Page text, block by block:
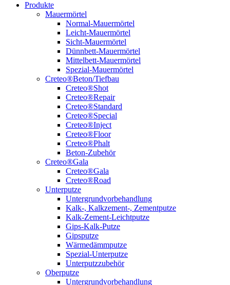
Produkte
Mauermörtel
Normal-Mauermörtel
Leicht-Mauermörtel
Sicht-Mauermörtel
Dünnbett-Mauermörtel
Mittelbett-Mauermörtel
Spezial-Mauermörtel
Creteo®Beton/Tiefbau
Creteo®Shot
Creteo®Repair
Creteo®Standard
Creteo®Special
Creteo®Inject
Creteo®Floor
Creteo®Phalt
Beton-Zubehör
Creteo®Gala
Creteo®Gala
Creteo®Road
Unterputze
Untergrundvorbehandlung
Kalk-, Kalkzement-, Zementputze
Kalk-Zement-Leichtputze
Gips-Kalk-Putze
Gipsputze
Wärmedämmputze
Spezial-Unterputze
Unterputzzubehör
Oberputze
Untergrundvorbehandlung